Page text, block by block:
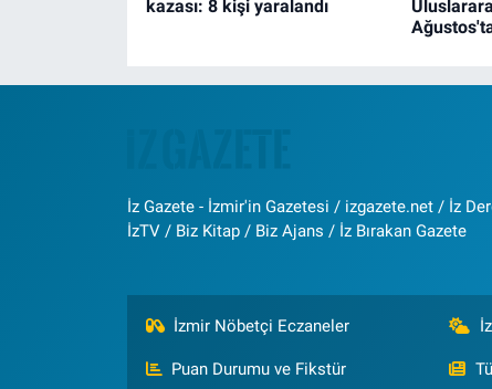
kazası: 8 kişi yaralandı
İz Gazete - İzmir'in Gazetesi / izgazete.net / İz
İzTV / Biz Kitap / Biz Ajans / İz Bırakan Gazete
İzmir Nöbetçi Eczaneler
Puan Durumu ve Fikstür